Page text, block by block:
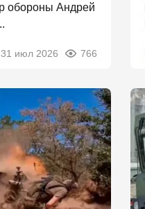
обороны Андрей
31 июл 2026 766